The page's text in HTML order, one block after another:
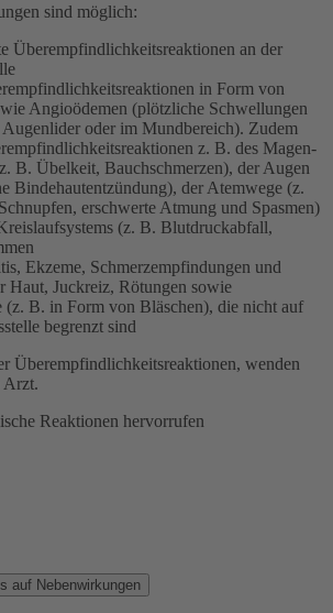
sind möglich:
Überempfindlichkeitsreaktionen an der
in Form von
Angioödemen (plötzliche Schwellungen
oder im Mundbereich). Zudem
z. B. des Magen-
B. Übelkeit, Bauchschmerzen), der Augen
Bindehautentzündung), der Atemwege (z.
erschwerte Atmung und Spasmen)
(z. B. Blutdruckabfall,
Ekzeme, Schmerzempfindungen und
Haut, Juckreiz, Rötungen sowie
(z. B. in Form von Bläschen), die nicht auf
begrenzt sind
Überempfindlichkeitsreaktionen, wenden
Arzt.
Reaktionen hervorrufen
auf Nebenwirkungen